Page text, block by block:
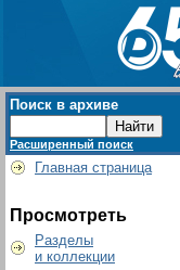
Поиск в архиве
Расширенный поиск
Главная страница
Просмотреть
Разделы
и коллекции